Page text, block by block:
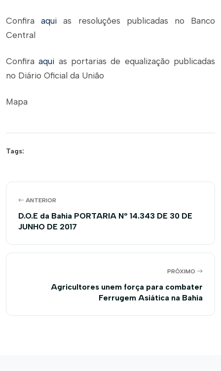
Confiraaqui as resoluções publicadas no Banco
Central
Confiraaqui as portarias de equalização publicadas
no Diário Oficial da União
Mapa
Tags:
ANTERIOR
D.O.E da Bahia PORTARIA Nº 14.343 DE 30 DE
JUNHO DE 2017
PRÓXIMO
Agricultores unem força para combater
Ferrugem Asiática na Bahia